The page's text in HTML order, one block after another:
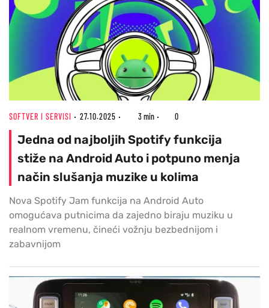
SOFTVER I SERVISI 27.10.2025 3 min 0
Jedna od najboljih Spotify funkcija
stiže na Android Auto i potpuno menja
način slušanja muzike u kolima
Nova Spotify Jam funkcija na Android Auto
omogućava putnicima da zajedno biraju muziku u
realnom vremenu, čineći vožnju bezbednijom i
zabavnijom